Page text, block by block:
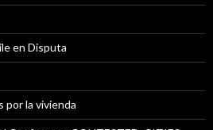
en Disputa
por la vivienda